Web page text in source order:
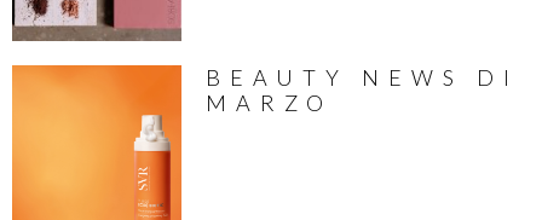
BEAUTY NEWS DI
MARZO